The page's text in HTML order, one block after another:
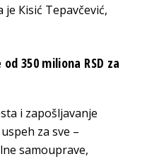
je Кisić Tepavčević,
350 miliona RSD za
i zapošljavanje
za sve –
samouprave,